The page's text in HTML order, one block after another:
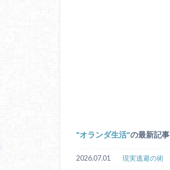
オランダ生活 の最新記事
2026.07.01 現実逃避の術